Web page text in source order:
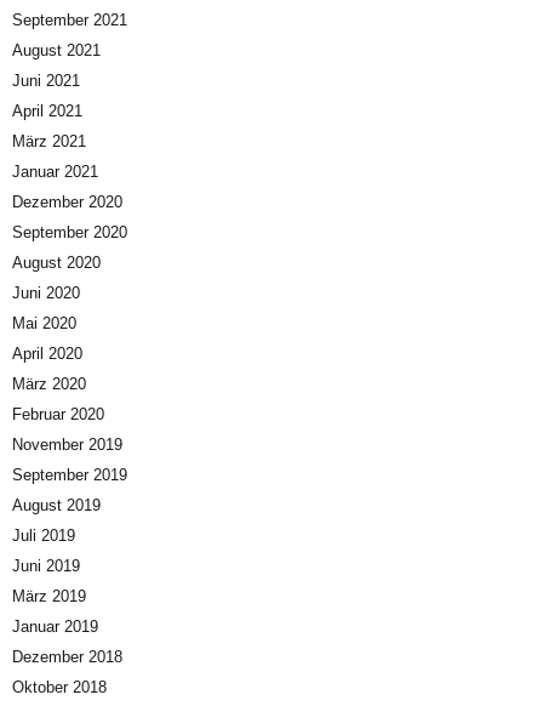
September 2021
August 2021
Juni 2021
April 2021
März 2021
Januar 2021
Dezember 2020
September 2020
August 2020
Juni 2020
Mai 2020
April 2020
März 2020
Februar 2020
November 2019
September 2019
August 2019
Juli 2019
Juni 2019
März 2019
Januar 2019
Dezember 2018
Oktober 2018